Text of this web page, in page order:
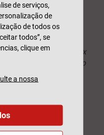
nossoobjetivo SMART
de 40 000 euros
T3 com box
Porto, porque tenciono
8000 euros por
170 euros por
as minhas
de serviços,
de
de todos os
todos”, se
clique em
a nossa